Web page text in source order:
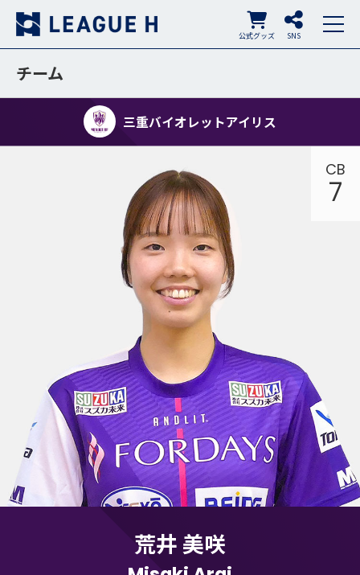
SNS
公式グッズ
チーム
三重バイオレットアイリス
荒井 美咲
CB
7